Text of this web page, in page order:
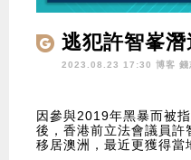
逃犯許智峯
2023.08.23 17:30 博客 錢
因參與2019年黑暴而被
後，香港前立法會議員
移居澳洲，最近更獲得當